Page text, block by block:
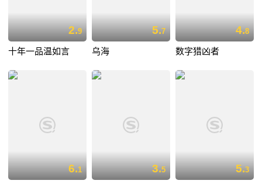
2.9
十年一品温如言
5.7
乌海
4.8
数字猎凶者
6.1 3.5 5.3